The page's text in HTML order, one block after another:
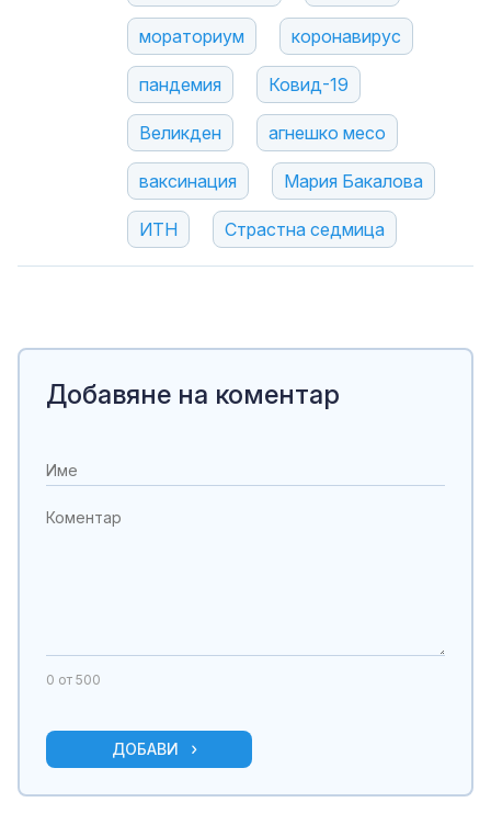
мораториум коронавирус
пандемия Ковид-19
Великден агнешко месо
ваксинация Мария Бакалова
ИТН Страстна седмица
Добавяне на коментар
0 от 500
ДОБАВИ